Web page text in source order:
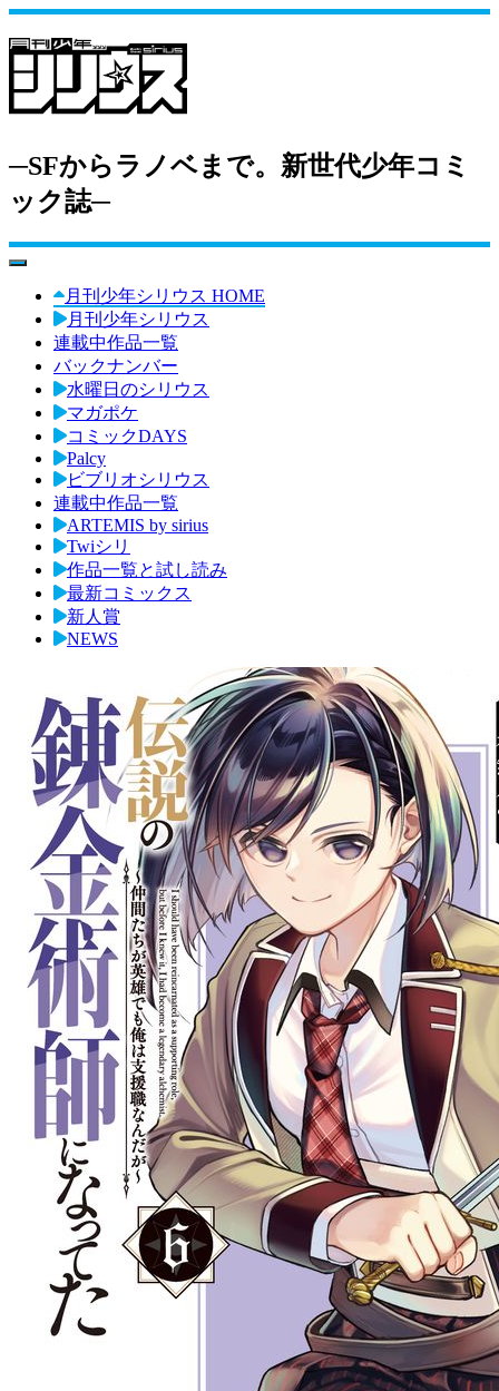
─SFからラノベまで。新世代少年コミ
ック誌─
toggle navigation
月刊少年シリウス HOME
月刊少年シリウス
連載中作品一覧
バックナンバー
水曜日のシリウス
マガポケ
コミックDAYS
Palcy
ビブリオシリウス
連載中作品一覧
ARTEMIS by sirius
Twiシリ
作品一覧と試し読み
最新コミックス
新人賞
NEWS